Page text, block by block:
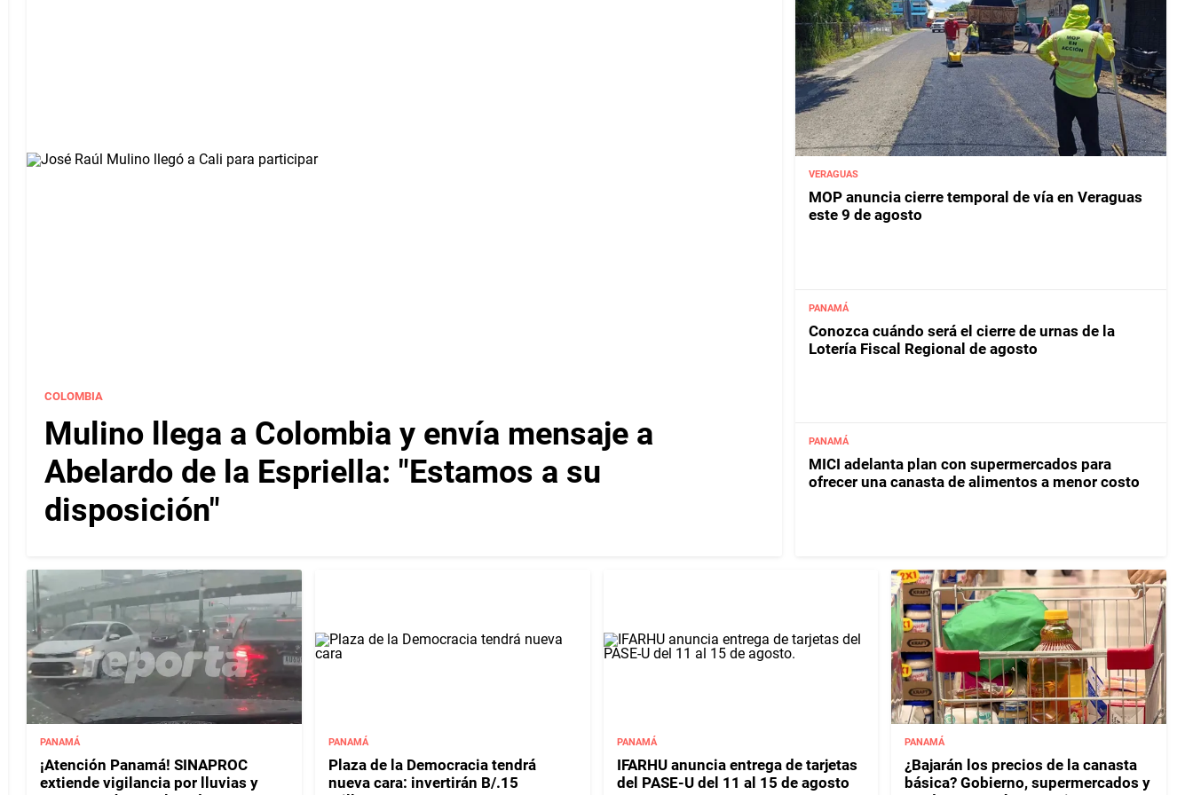
COLOMBIA
Mulino llega a Colombia y envía mensaje a
Abelardo de la Espriella: "Estamos a su
disposición"
VERAGUAS
MOP anuncia cierre temporal de vía en Veraguas
este 9 de agosto
PANAMÁ
Conozca cuándo será el cierre de urnas de la
Lotería Fiscal Regional de agosto
PANAMÁ
MICI adelanta plan con supermercados para
ofrecer una canasta de alimentos a menor costo
PANAMÁ
¡Atención Panamá! SINAPROC
extiende vigilancia por lluvias y
PANAMÁ
Plaza de la Democracia tendrá
nueva cara: invertirán B/.15
PANAMÁ
IFARHU anuncia entrega de tarjetas
del PASE-U del 11 al 15 de agosto
PANAMÁ
¿Bajarán los precios de la canasta
básica? Gobierno, supermercados y